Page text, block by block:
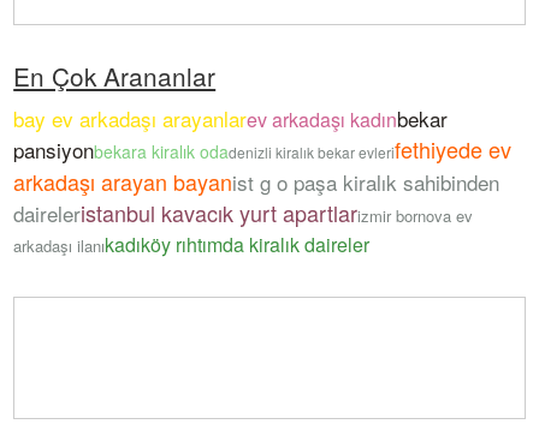
En Çok Arananlar
bay ev arkadaşı arayanlarev arkadaşı kadınbekar
pansiyonbekara kiralık odadenizli kiralık bekar evlerifethiyede ev
arkadaşı arayan bayanist g o paşa kiralık sahibinden
daireleristanbul kavacık yurt apartlarizmir bornova ev
arkadaşı ilanıkadıköy rıhtımda kiralık daireler